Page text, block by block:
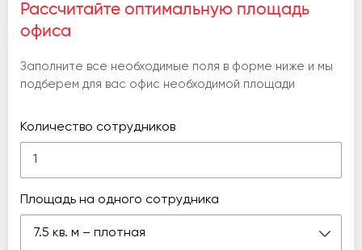
Рассчитайте оптимальную площадь
офиса
Заполните все необходимые поля в форме ниже и мы
подберем для вас офис необходимой площади
Количество сотрудников
Площадь на одного сотрудника
7.5 кв. м – плотная